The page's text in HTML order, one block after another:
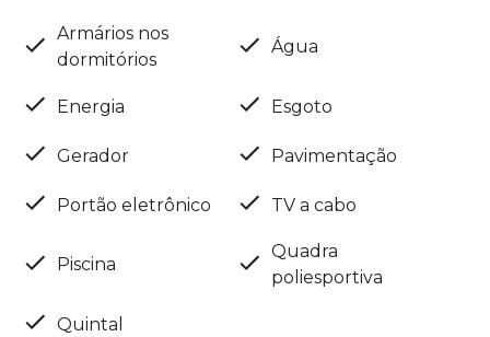
Armários nos
dormitórios
Água
Energia Esgoto
Gerador Pavimentação
Portão eletrônico TV a cabo
Piscina
Quadra
poliesportiva
Quintal